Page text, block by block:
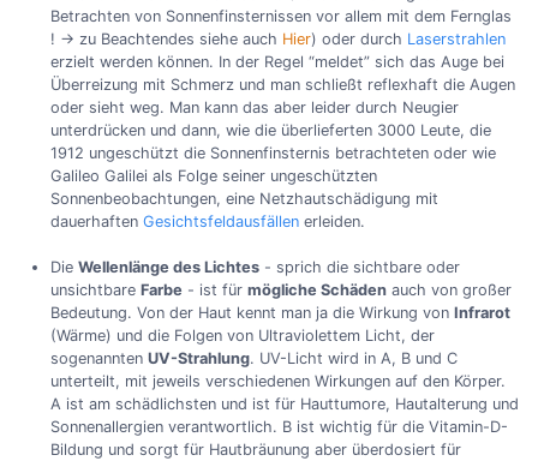
Betrachten von Sonnenfinsternissen vor allem mit dem Fernglas
! -> zu Beachtendes siehe auch Hier) oder durch Laserstrahlen
erzielt werden können. In der Regel “meldet” sich das Auge bei
Überreizung mit Schmerz und man schließt reflexhaft die Augen
oder sieht weg. Man kann das aber leider durch Neugier
unterdrücken und dann, wie die überlieferten 3000 Leute, die
1912 ungeschützt die Sonnenfinsternis betrachteten oder wie
Galileo Galilei als Folge seiner ungeschützten
Sonnenbeobachtungen, eine Netzhautschädigung mit
dauerhaften Gesichtsfeldausfällenerleiden.
Die Wellenlänge des Lichtes- sprich die sichtbare oder
unsichtbare Farbe- ist für mögliche Schädenauch von großer
Bedeutung. Von der Haut kennt man ja die Wirkung von Infrarot
(Wärme) und die Folgen von Ultraviolettem Licht, der
sogenannten UV-Strahlung. UV-Licht wird in A, B und C
unterteilt, mit jeweils verschiedenen Wirkungen auf den Körper.
A ist am schädlichsten und ist für Hauttumore, Hautalterung und
Sonnenallergien verantwortlich. B ist wichtig für die Vitamin-D-
Bildung und sorgt für Hautbräunung aber überdosiert für